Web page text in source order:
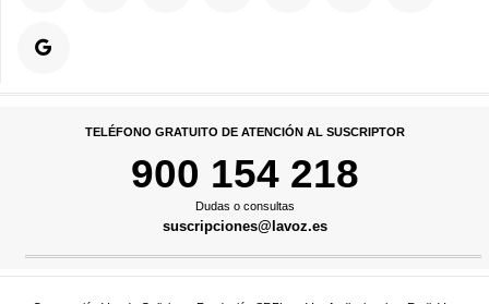
TELÉFONO GRATUITO DE ATENCIÓN AL SUSCRIPTOR
900 154 218
Dudas o consultas
suscripciones@lavoz.es